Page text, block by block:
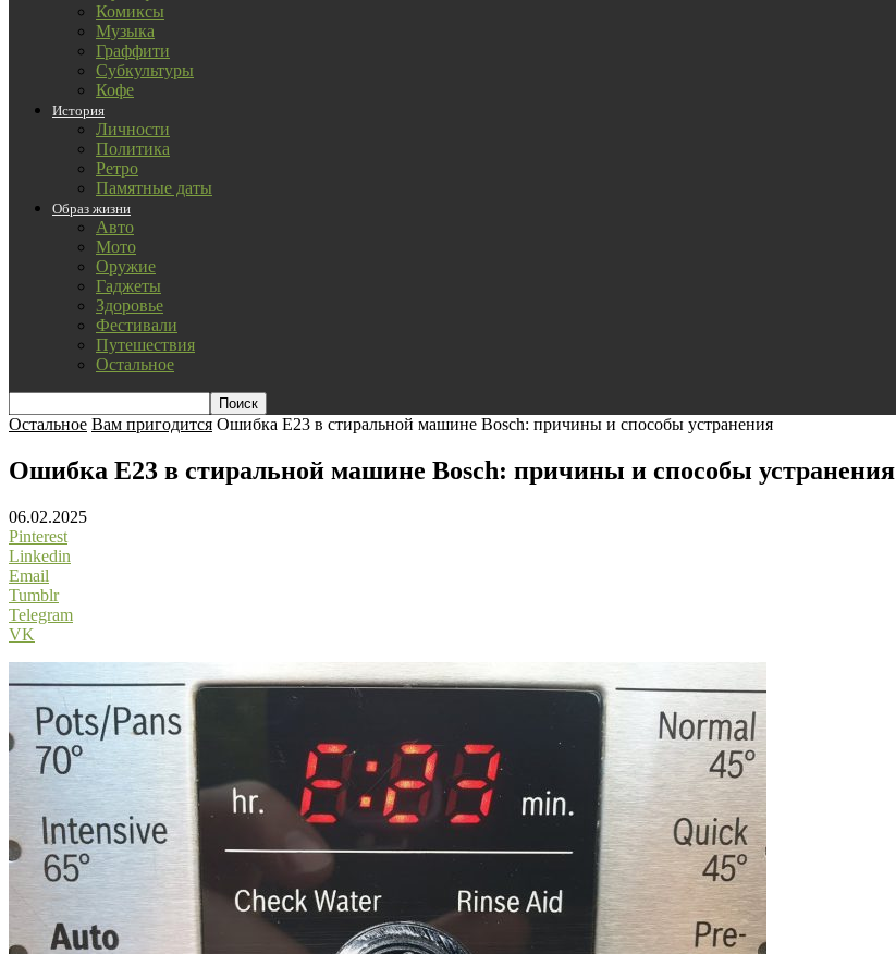
Комиксы
Музыка
Граффити
Субкультуры
Кофе
История
Личности
Политика
Ретро
Памятные даты
Образ жизни
Авто
Мото
Оружие
Гаджеты
Здоровье
Фестивали
Путешествия
Остальное
Остальное Вам пригодится Ошибка E23 в стиральной машине Bosch: причины и способы устранения
Ошибка E23 в стиральной машине Bosch: причины и способы устранения
06.02.2025
Pinterest
Linkedin
Email
Tumblr
Telegram
VK